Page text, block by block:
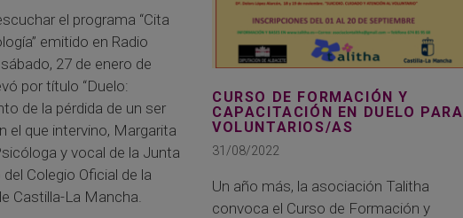
el programa “Cita
emitido en Radio
27 de enero de
por título “Duelo:
de la pérdida de un ser
el que intervino, Margarita
y vocal de la Junta
Colegio Oficial de la
Castilla-La Mancha.
CURSO DE FORMACIÓN Y
CAPACITACIÓN EN DUELO PARA
VOLUNTARIOS/AS
31/08/2022
Un año más, la asociación Talitha
convoca el Curso de Formación y